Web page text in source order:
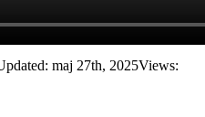
maj 27th, 2025Views: